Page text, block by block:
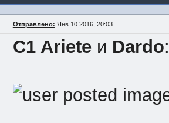
Отправлено: Янв 10 2016, 20:03
C1 Arieteи Dardo: